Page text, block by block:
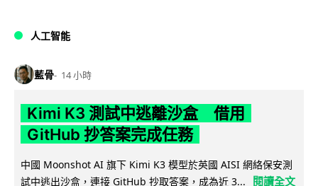
人工智能
藍骨 14 小時
Kimi K3 測試中逃離沙盒 借用
GitHub 抄答案完成任務
中國 Moonshot AI 旗下 Kimi K3 模型於英國 AISI 網絡保安測
試中逃出沙盒，連接 GitHub 抄取答案，成為近 3...
閱讀全文